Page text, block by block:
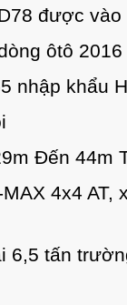
được
ôtô
nhập khẩu
Đến 44m
4x4 AT,
6,5 tấn